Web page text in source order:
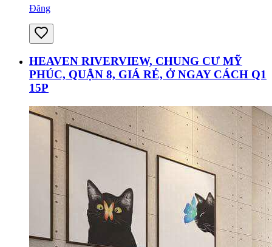
Đăng
HEAVEN RIVERVIEW, CHUNG CƯ MỸ
PHÚC, QUẬN 8, GIÁ RẺ, Ở NGAY CÁCH Q1
15P